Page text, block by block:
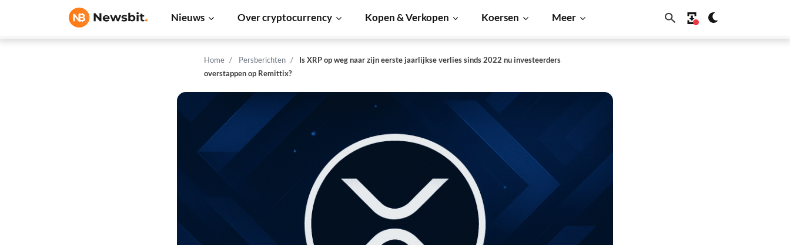
Nieuws Over cryptocurrency Kopen & Verkopen Koersen Meer
Home Persberichten
Is XRP op weg naar zijn eerste jaarlijkse verlies sinds 2022 nu investeerders
overstappen op Remittix?